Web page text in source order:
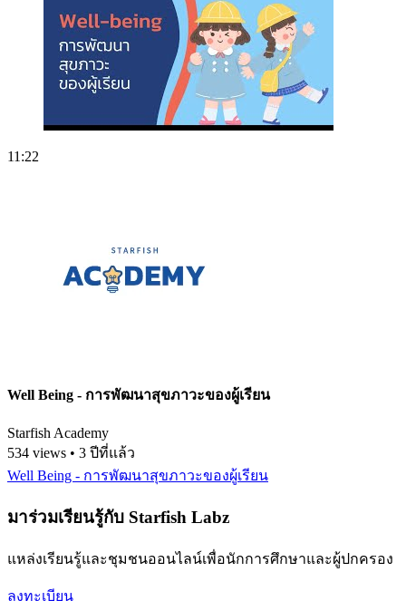
11:22
Well Being - การพัฒนาสุขภาวะของผู้เรียน
Starfish Academy
534 views • 3 ปีที่แล้ว
Well Being - การพัฒนาสุขภาวะของผู้เรียน
มาร่วมเรียนรู้กับ Starfish Labz
แหล่งเรียนรู้และชุมชนออนไลน์เพื่อนักการศึกษาและผู้ปกครอง
ลงทะเบียน